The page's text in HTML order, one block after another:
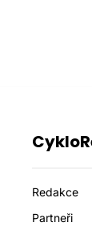
Redakce
Partneři